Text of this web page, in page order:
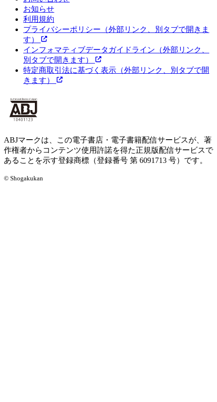
お知らせ
利用規約
プライバシーポリシー （外部リンク、別タブで開きま
す）
インフォマティブデータガイドライン （外部リンク、
別タブで開きます）
特定商取引法に基づく表示 （外部リンク、別タブで開
きます）
ABJマークは、この電子書店・電子書籍配信サービスが、著
作権者からコンテンツ使用許諾を得た正規版配信サービスで
あることを示す登録商標（登録番号 第 6091713 号）です。
© Shogakukan